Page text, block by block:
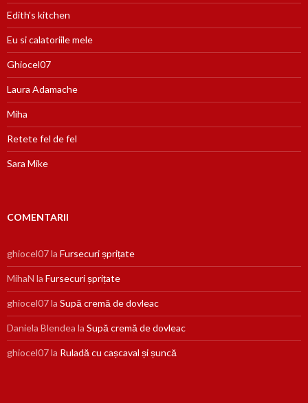
Edith's kitchen
Eu si calatoriile mele
Ghiocel07
Laura Adamache
Miha
Retete fel de fel
Sara Mike
COMENTARII
ghiocel07la Fursecuri șprițate
MihaN la Fursecuri șprițate
ghiocel07la Supă cremă de dovleac
Daniela Blendea la Supă cremă de dovleac
ghiocel07la Ruladă cu cașcaval și șuncă